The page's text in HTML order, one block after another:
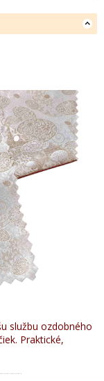
službu ozdobného
Praktické,